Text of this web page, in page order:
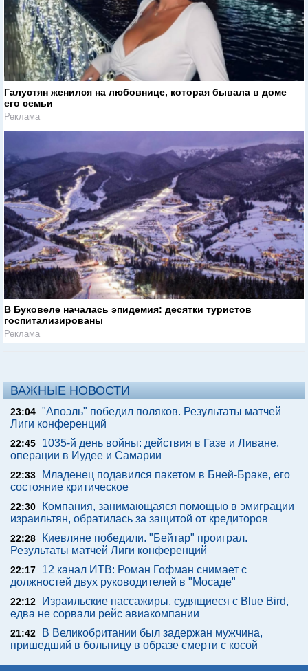
Галустян женился на любовнице, которая бывала в доме
его семьи
Реклама
В Буковеле началась эпидемия: десятки туристов
госпитализированы
Реклама
ВАЖНЫЕ НОВОСТИ
23:04 "Апоэль" победил поляков. Результаты матчей
Лиги конференций
22:45
1035-й день войны: действия в Газе и Ливане,
операции в Иудее и Самарии
22:33
Младенец подавился пакетом в Бней-Браке, его
состояние критическое
22:30
Компания, занимающаяся помощью в эмиграции
израильтян, обратилась за защитой от кредиторов
22:28
Киевляне победили. "Бейтар" проиграл.
Результаты матчей Лиги конференций
22:17
12 канал ИТВ: Роман Гофман снимает с
должностей двух руководителей в "Мосаде"
22:12
Израильские пассажиры, судящиеся с Blue Bird,
едва не сорвали рейс авиакомпании
21:42
В Великобритании был задержан мужчина,
пришедший в больницу в образе смерти с косой